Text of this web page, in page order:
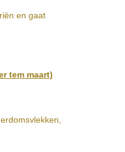
en gaat
tem maart)